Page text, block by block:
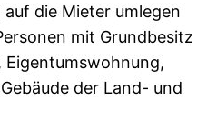
die Mieter umlegen
mit Grundbesitz
Eigentumswohnung,
der Land- und